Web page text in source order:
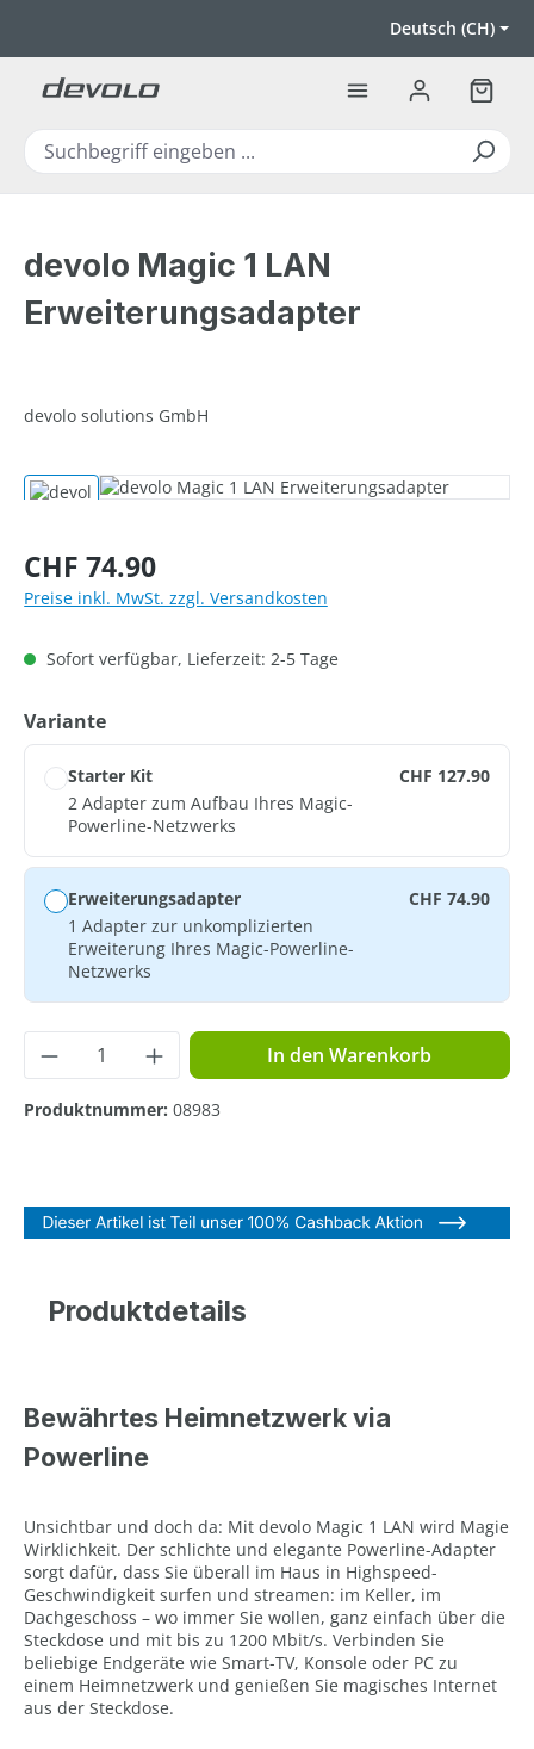
Deutsch (CH)
devolo Magic 1 LAN
Erweiterungsadapter
devolo solutions GmbH
Bildergalerie überspringen
Regulärer Preis:
CHF 74.90
Preise inkl. MwSt. zzgl. Versandkosten
Sofort verfügbar, Lieferzeit: 2-5 Tage
Varianteauswählen
Starter Kit
2 Adapter zum Aufbau Ihres Magic-
Powerline-Netzwerks
CHF 127.90
Erweiterungsadapter
1 Adapter zur unkomplizierten
Erweiterung Ihres Magic-Powerline-
Netzwerks
CHF 74.90
Produkt Anzahl: Gib den gewünschten
In den Warenkorb
Produktnummer: 08983
Produktdetails
Bewährtes Heimnetzwerk via
Powerline
Unsichtbar und doch da: Mit devolo Magic 1 LAN wird Magie
Wirklichkeit. Der schlichte und elegante Powerline-Adapter
sorgt dafür, dass Sie überall im Haus in Highspeed-
Geschwindigkeit surfen und streamen: im Keller, im
Dachgeschoss – wo immer Sie wollen, ganz einfach über die
Steckdose und mit bis zu 1200 Mbit/s. Verbinden Sie
beliebige Endgeräte wie Smart-TV, Konsole oder PC zu
einem Heimnetzwerk und genießen Sie magisches Internet
aus der Steckdose.